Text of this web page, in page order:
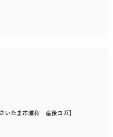
いたま市浦和 産後ヨガ】